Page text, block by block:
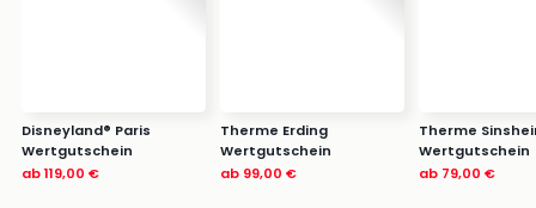
Disneyland® Paris
Wertgutschein
ab119,00 €
Therme Erding
Wertgutschein
ab 99,00 €
Therme
Wertgutschein
ab 79,00 €